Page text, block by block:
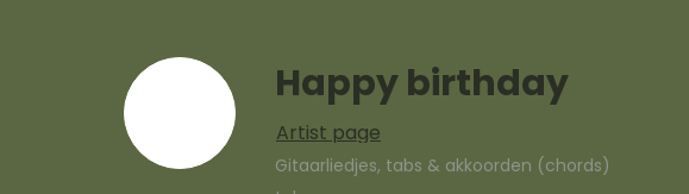
Happy birthday
Artist page
Gitaarliedjes, tabs & akkoorden (chords)